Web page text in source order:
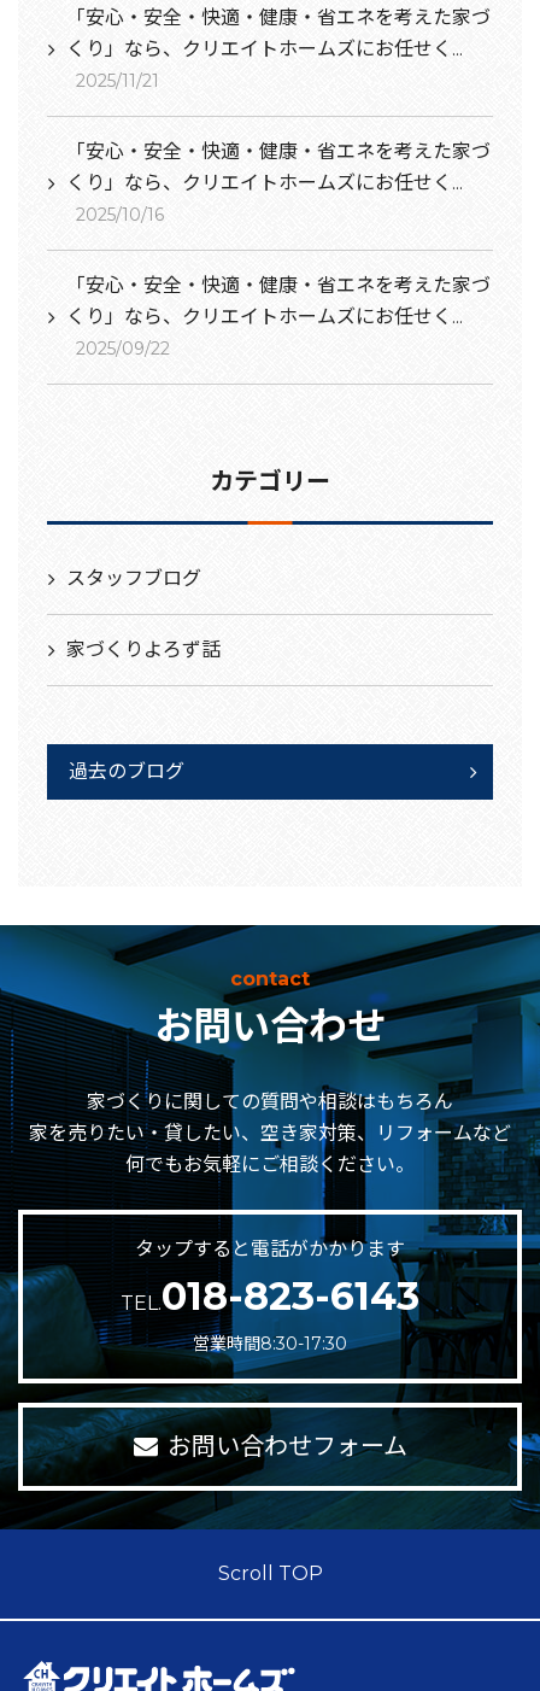
「安心・安全・快適・健康・省エネを考えた家づ
くり」なら、クリエイトホームズにお任せく...
2025/11/21
「安心・安全・快適・健康・省エネを考えた家づ
くり」なら、クリエイトホームズにお任せく...
2025/10/16
「安心・安全・快適・健康・省エネを考えた家づ
くり」なら、クリエイトホームズにお任せく...
2025/09/22
カテゴリー
スタッフブログ
家づくりよろず話
過去のブログ
contact
お問い合わせ
家づくりに関しての質問や相談はもちろん
家を売りたい・貸したい、空き家対策、リフォームなど
何でもお気軽にご相談ください。
タップすると電話がかかります
TEL.018-823-6143
営業時間8:30-17:30
お問い合わせフォーム
Scroll TOP